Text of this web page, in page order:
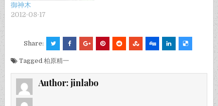
御神木
2012-08-17
Share:
Tagged柏原精一
Author:jinlabo